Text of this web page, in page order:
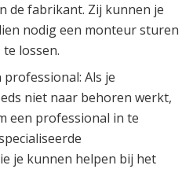
de fabrikant. Zij kunnen je
nodig een monteur sturen
lossen.
Als je
niet naar behoren werkt,
een professional in te
je kunnen helpen bij het